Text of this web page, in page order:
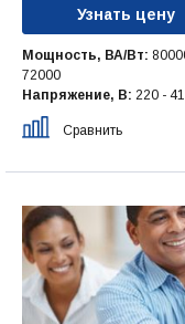
Узнать цену
Мощность, ВА/Вт:
72000
Напряжение, В: 220 -
Сравнить